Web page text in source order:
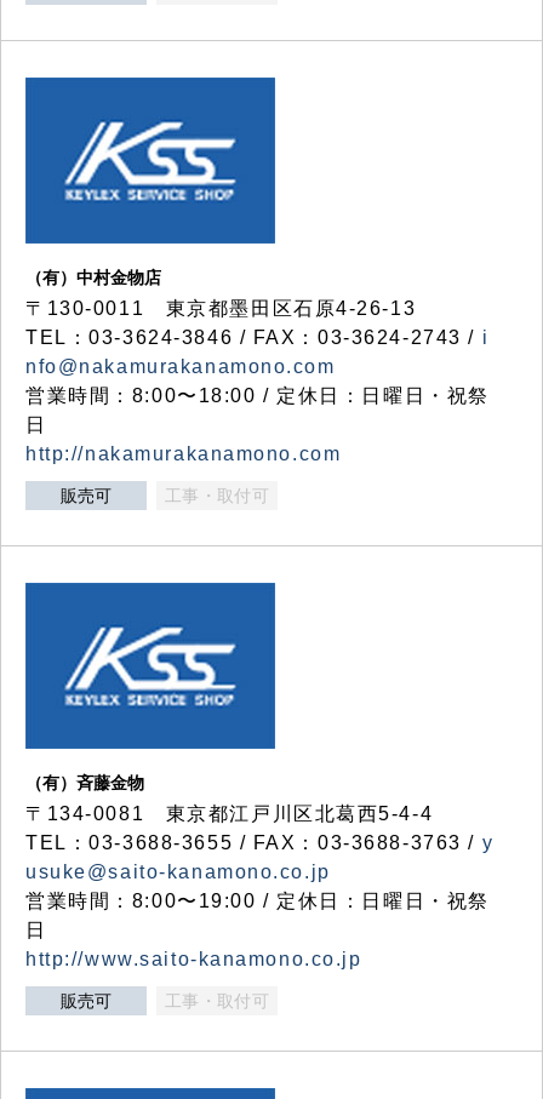
（有）中村金物店
〒130-0011 東京都墨田区石原4-26-13
TEL：03-3624-3846 / FAX：03-3624-2743 / i
nfo@nakamurakanamono.com
営業時間：8:00〜18:00 / 定休日：日曜日・祝祭
日
http://nakamurakanamono.com
販売可 工事・取付可
（有）斉藤金物
〒134-0081 東京都江戸川区北葛西5-4-4
TEL：03-3688-3655 / FAX：03-3688-3763 / y
usuke@saito-kanamono.co.jp
営業時間：8:00〜19:00 / 定休日：日曜日・祝祭
日
http://www.saito-kanamono.co.jp
販売可 工事・取付可